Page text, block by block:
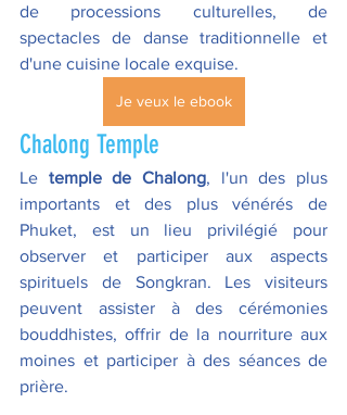
de processions culturelles, de
spectacles de danse traditionnelle et
d'une cuisine locale exquise.
Je veux le ebook
Chalong Temple
Le temple de Chalong, l'un des plus
importants et des plus vénérés de
Phuket, est un lieu privilégié pour
observer et participer aux aspects
spirituels de Songkran. Les visiteurs
peuvent assister à des cérémonies
bouddhistes, offrir de la nourriture aux
moines et participer à des séances de
prière.